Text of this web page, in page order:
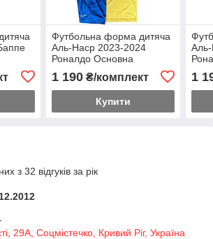
Футбольна форма дитяча
Аль-Наср 2023-2024
Роналдо Основна
1 190₴/комплект
Купити
1
з 32 відгуків за рік
29А, Соцмістечко, Кривий Ріг, Україна